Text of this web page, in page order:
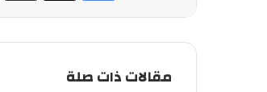
مقالات ذات صلة